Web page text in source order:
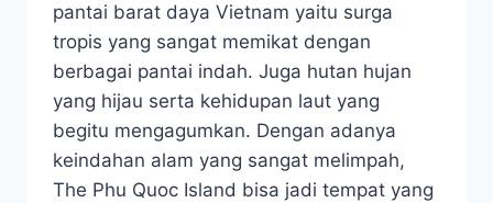
pantai barat daya Vietnam yaitu surga
tropis yang sangat memikat dengan
berbagai pantai indah. Juga hutan hujan
yang hijau serta kehidupan laut yang
begitu mengagumkan. Dengan adanya
keindahan alam yang sangat melimpah,
The Phu Quoc Island bisa jadi tempat yang